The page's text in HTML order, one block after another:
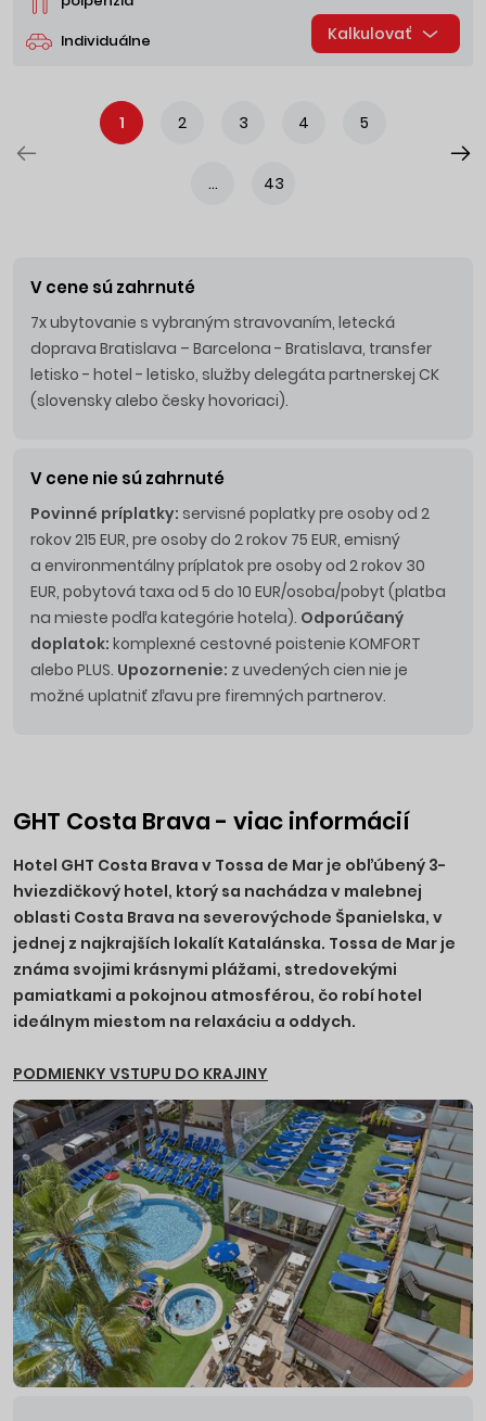
Individuálne Kalkulovať
1 2 3 4 5
... 43
V cene sú zahrnuté
7x ubytovanie s vybraným stravovaním, letecká
doprava Bratislava – Barcelona - Bratislava, transfer
letisko - hotel - letisko, služby delegáta partnerskej CK
(slovensky alebo česky hovoriaci).
V cene nie sú zahrnuté
Povinné príplatky: servisné poplatky pre osoby od 2
rokov 215 EUR, pre osoby do 2 rokov 75 EUR, emisný
a environmentálny príplatok pre osoby od 2 rokov 30
EUR, pobytová taxa od 5 do 10 EUR/osoba/pobyt (platba
na mieste podľa kategórie hotela). Odporúčaný
doplatok: komplexné cestovné poistenie KOMFORT
alebo PLUS. Upozornenie: z uvedených cien nie je
možné uplatniť zľavu pre firemných partnerov.
GHT Costa Brava - viac informácií
Hotel GHT Costa Brava v Tossa de Mar je obľúbený 3-
hviezdičkový hotel, ktorý sa nachádza v malebnej
oblasti Costa Brava na severovýchode Španielska, v
jednej z najkrajších lokalít Katalánska. Tossa de Mar je
známa svojimi krásnymi plážami, stredovekými
pamiatkami a pokojnou atmosférou, čo robí hotel
ideálnym miestom na relaxáciu a oddych.
PODMIENKY VSTUPU DO KRAJINY